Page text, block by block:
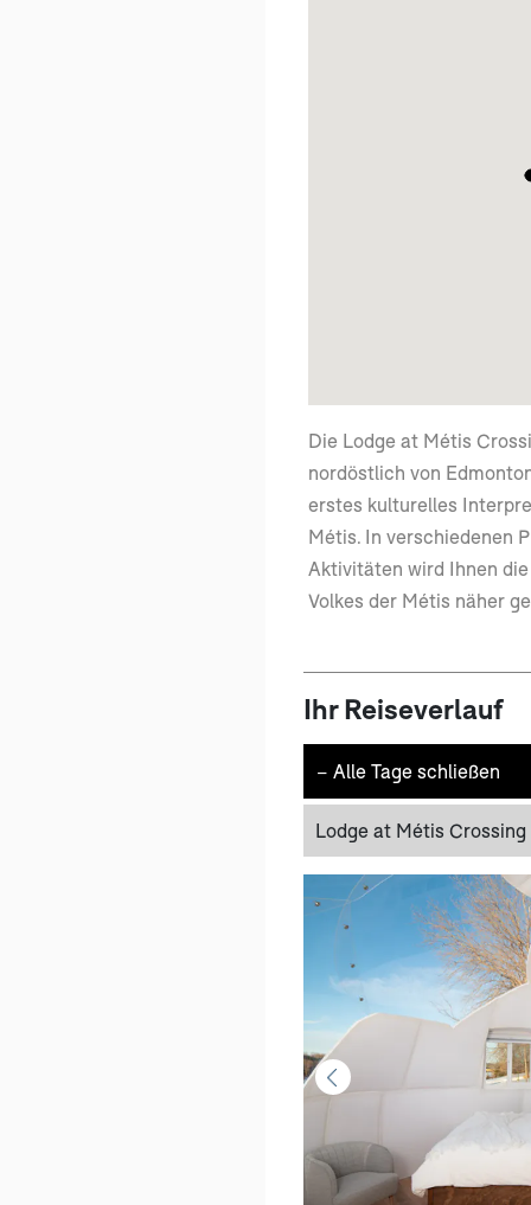
Die Lodge at Métis
nordöstlich von
erstes kulturelles
Métis. In verschiedenen
Aktivitäten wird Ihnen
Volkes der Métis näher
Ihr Reiseverlauf
− Alle Tage schließen
Lodge at Métis Crossing